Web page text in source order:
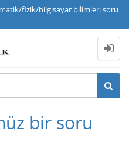
fizik/bilgisayar bilimleri soru
bir soru